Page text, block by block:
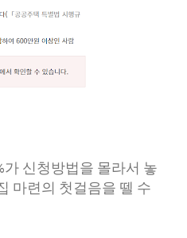
신청방법을 몰라서 놓
마련의 첫걸음을 뗄 수